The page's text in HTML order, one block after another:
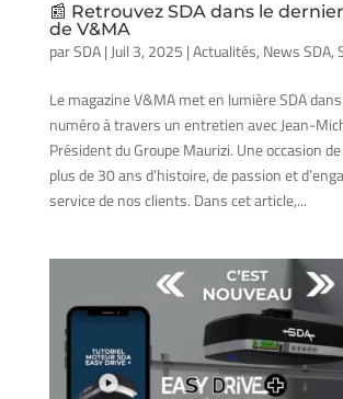
📰 Retrouvez SDA dans le
de V&MA
parSDA|Juil 3, 2025 |Actualités, News SDA,
Le magazine V&MA met en lumière SDA
numéro à travers un entretien avec Jean-
Président du Groupe Maurizi. Une occasion
plus de 30 ans d’histoire, de passion et
service de nos clients. Dans cet article,...